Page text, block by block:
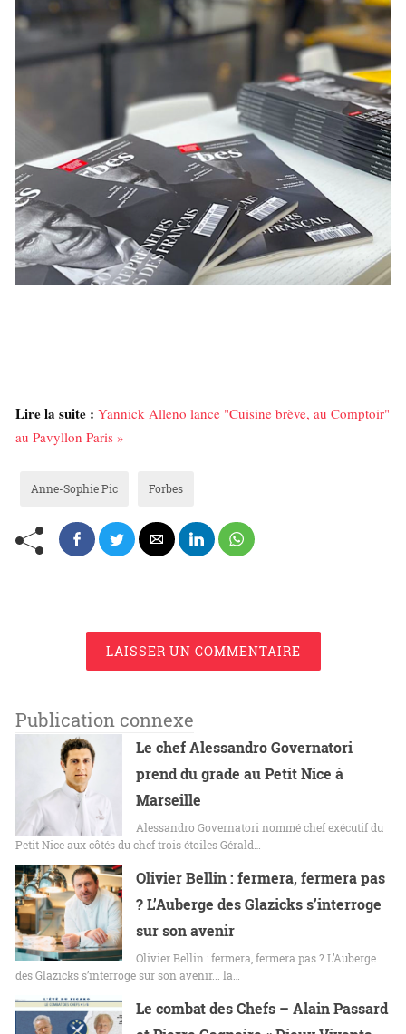
Lire la suite : Yannick Alleno lance "Cuisine brève, au Comptoir"
au Pavyllon Paris »
Anne-Sophie Pic Forbes
LAISSER UN COMMENTAIRE
Publication connexe
Le chef Alessandro Governatori
prend du grade au Petit Nice à
Marseille
Alessandro Governatori nommé chef exécutif du
Petit Nice aux côtés du chef trois étoiles Gérald…
Olivier Bellin : fermera, fermera pas
? L’Auberge des Glazicks s’interroge
sur son avenir
Olivier Bellin : fermera, fermera pas ? L’Auberge
des Glazicks s’interroge sur son avenir... la…
Le combat des Chefs – Alain Passard